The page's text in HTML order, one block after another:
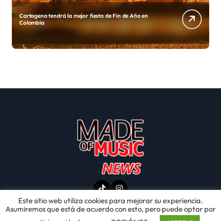
Cartagena tendrá la mejor fiesta de Fin de Año en
Colombia
Este sitio web utiliza cookies para mejorar su experiencia.
Asumiremos que está de acuerdo con esto, pero puede optar por